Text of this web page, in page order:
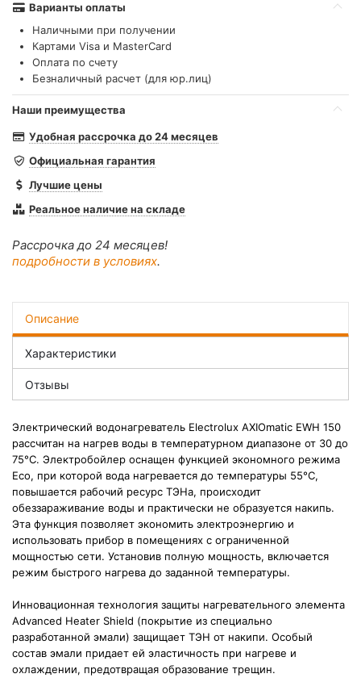
Варианты оплаты
Наличными при получении
Картами Visa и MasterCard
Оплата по счету
Безналичный расчет (для юр.лиц)
Наши преимущества
Удобная рассрочка до 24 месяцев
Официальная гарантия
Лучшие цены
Реальное наличие на складе
Рассрочка до 24 месяцев!
подробности в условиях.
Описание
Характеристики
Отзывы
Электрический водонагреватель Electrolux AXIOmatic EWH 150
рассчитан на нагрев воды в температурном диапазоне от 30 до
75°С. Электробойлер оснащен функцией экономного режима
Eco, при которой вода нагревается до температуры 55°С,
повышается рабочий ресурс ТЭНа, происходит
обеззараживание воды и практически не образуется накипь.
Эта функция позволяет экономить электроэнергию и
использовать прибор в помещениях с ограниченной
мощностью сети. Установив полную мощность, включается
режим быстрого нагрева до заданной температуры.
Инновационная технология защиты нагревательного элемента
Advanced Heater Shield (покрытие из специально
разработанной эмали) защищает ТЭН от накипи. Особый
состав эмали придает ей эластичность при нагреве и
охлаждении, предотвращая образование трещин.